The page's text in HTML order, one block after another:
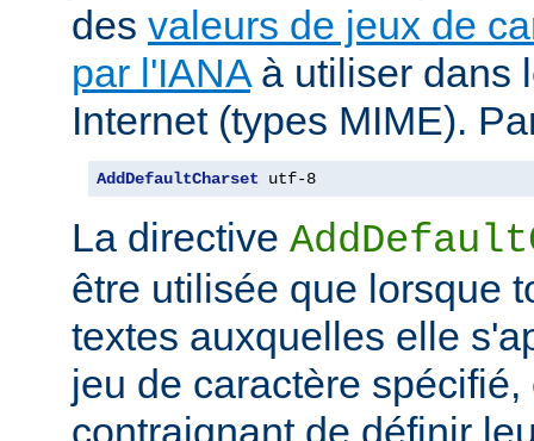
des valeurs de jeux de
par l'IANAà utiliser dans
Internet (types MIME).
AddDefaultCharset utf-8
La directive
être utilisée que lorsque
textes auxquelles elle
jeu de caractère
contraignant de définir